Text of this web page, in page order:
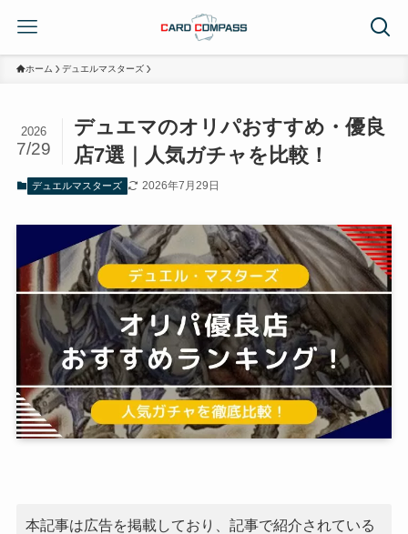
ホーム デュエルマスターズ
デュエマのオリパおすすめ・優良
店7選｜人気ガチャを比較！
2026
7/29
デュエルマスターズ 2026年7月29日
本記事は広告を掲載しており、記事で紹介されている